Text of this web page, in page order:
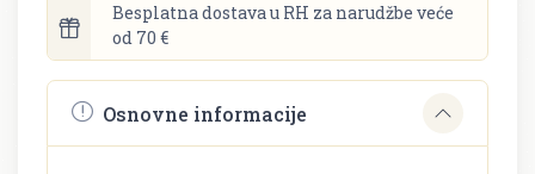
Besplatna dostava u RH za narudžbe veće
od 70 €
Osnovne informacije